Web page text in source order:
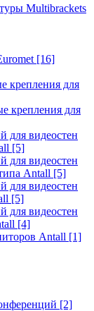
Multibrackets
[16]
крепления для
крепления для
для видеостен
[5]
для видеостен
Antall [5]
для видеостен
[5]
для видеостен
[4]
Antall [1]
[2]